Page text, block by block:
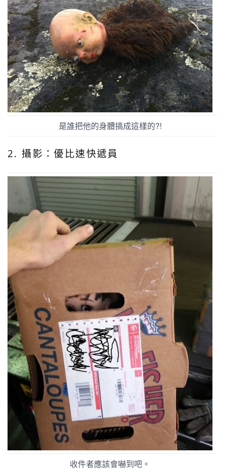
是誰把他的身體搞成這樣的?!
2. 攝影：優比速快遞員
收件者應該會嚇到吧。